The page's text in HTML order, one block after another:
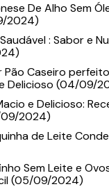
De Alho Sem
2024)
: Sabor e
Pão Caseiro
Delicioso (04/09/
e Delicioso:
2024)
de Leite
Sem Leite e
(05/09/2024)